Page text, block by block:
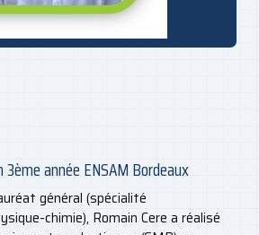
année ENSAM Bordeaux
général (spécialité
chimie), Romain Cere a réalisé